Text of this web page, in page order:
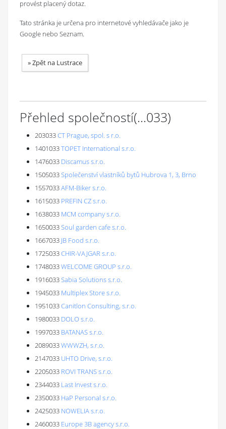
provést placený dotaz.
Tato stránka je určena pro internetové vyhledávače jako je
Google nebo Seznam.
»Zpět na Lustrace
Přehled společností(...033)
203033CT Prague, spol. s r.o.
1401033TOPET International s.r.o.
1476033 Discamus s.r.o.
1505033Společenství vlastníků bytů Hubrova 1, 3, Brno
1557033AFM-Biker s.r.o.
1615033 PREFIN CZ s.r.o.
1638033 MCM company s.r.o.
1650033Soul garden cafe s.r.o.
1667033 JB Food s.r.o.
1725033CHIR-VAJGAR s.r.o.
1748033WELCOME GROUP s.r.o.
1916033Sabia Solutions s.r.o.
1945033 Multiplex Store s.r.o.
1951033Canitlon Consulting, s.r.o.
1980033 DOLO s.r.o.
1997033 BATANAS s.r.o.
2089033WWWZH, s.r.o.
2147033 UHTO Drive, s.r.o.
2205033 ROVI TRANS s.r.o.
2344033 Last Invest s.r.o.
2350033 HaP Personal s.r.o.
2425033 NOWELIA s.r.o.
2460033 Europe 3B agency s.r.o.